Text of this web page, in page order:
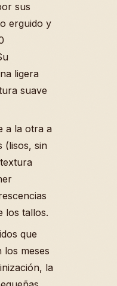
sus
erguido y
ligera
suave
a la otra a
(lisos, sin
los tallos.
que
meses
la